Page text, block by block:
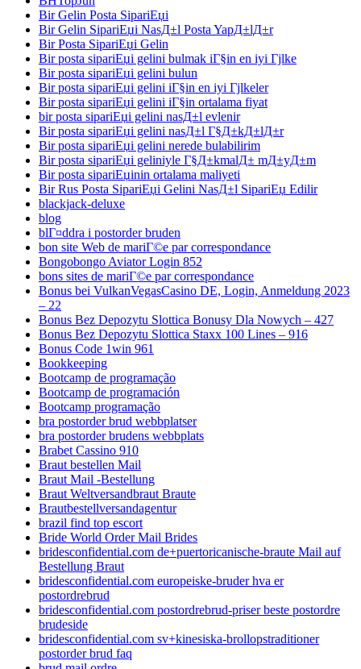
Bir Gelin Posta SipariЕџi
Bir Gelin SipariЕџi NasД±l Posta YapД±lД±r
Bir Posta SipariЕџi Gelin
Bir posta sipariЕџi gelini bulmak iГ§in en iyi Гјlke
Bir posta sipariЕџi gelini bulun
Bir posta sipariЕџi gelini iГ§in en iyi Гјlkeler
Bir posta sipariЕџi gelini iГ§in ortalama fiyat
bir posta sipariЕџi gelini nasД±l evlenir
Bir posta sipariЕџi gelini nasД±l Г§Д±kД±lД±r
Bir posta sipariЕџi gelini nerede bulabilirim
Bir posta sipariЕџi geliniyle Г§Д±kmalД± mД±yД±m
Bir posta sipariЕџinin ortalama maliyeti
Bir Rus Posta SipariЕџi Gelini NasД±l SipariЕџ Edilir
blackjack-deluxe
blog
blГ¤ddra i postorder bruden
bon site Web de mariГ©e par correspondance
Bongobongo Aviator Login 852
bons sites de mariГ©e par correspondance
Bonus bei VulkanVegasCasino DE, Login, Anmeldung 2023
– 22
Bonus Bez Depozytu Slottica Bonusy Dla Nowych – 427
Bonus Bez Depozytu Slottica Staxx 100 Lines – 916
Bonus Code 1win 961
Bookkeeping
Bootcamp de programação
Bootcamp de programación
Bootcamp programação
bra postorder brud webbplatser
bra postorder brudens webbplats
Brabet Cassino 910
Braut bestellen Mail
Braut Mail -Bestellung
Braut Weltversandbraut Braute
Brautbestellversandagentur
brazil find top escort
Bride World Order Mail Brides
bridesconfidential.com de+puertoricanische-braute Mail auf
Bestellung Braut
bridesconfidential.com europeiske-bruder hva er
postordrebrud
bridesconfidential.com postordrebrud-priser beste postordre
brudeside
bridesconfidential.com sv+kinesiska-brollopstraditioner
postorder brud faq